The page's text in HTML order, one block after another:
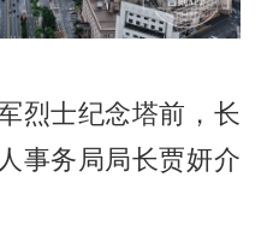
士纪念塔前，长
事务局局长贾妍介